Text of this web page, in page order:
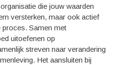
die jouw waarden
versterken, maar ook actief
proces. Samen met
uitoefenen op
streven naar verandering
Het aansluiten bij